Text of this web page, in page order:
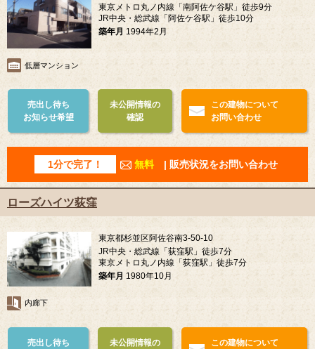
東京メトロ丸ノ内線「南阿佐ケ谷駅」徒歩9分
JR中央・総武線「阿佐ケ谷駅」徒歩10分
築年月 1994年2月
低層マンション
売出し待ち
お知らせ希望
未公開情報の
確認
この建物について
お問い合わせ
1分で完了！ 無料 | 販売状況をお問い合わせ
ローズハイツ荻窪
東京都杉並区阿佐谷南3-50-10
JR中央・総武線「荻窪駅」徒歩7分
東京メトロ丸ノ内線「荻窪駅」徒歩7分
築年月 1980年10月
内廊下
売出し待ち
未公開情報の
この建物について